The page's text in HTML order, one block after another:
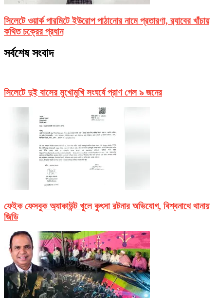
সিলেটে ওয়ার্ক পারমিটে ইউরোপ পাঠানোর নামে প্রতারণা, র‌্যাবের খাঁচায়
কথিত চক্রের প্রধান
সর্বশেষ সংবাদ
সিলেটে দুই বাসের মুখোমুখি সংঘর্ষে প্রাণ গেল ৯ জনের
ফেইক ফেসবুক অ্যাকাউন্ট খুলে কুৎসা রটনার অভিযোগ, বিশ্বনাথে থানায়
জিডি